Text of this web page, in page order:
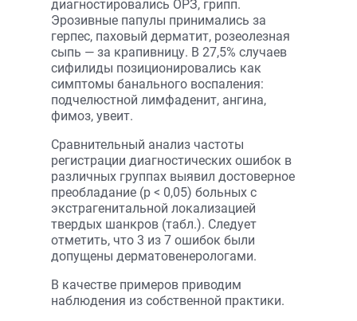
диагностировались ОРЗ, грипп.
Эрозивные папулы принимались за
герпес, паховый дерматит, розеолезная
сыпь — за крапивницу. В 27,5% случаев
сифилиды позиционировались как
симптомы банального воспаления:
подчелюстной лимфаденит, ангина,
фимоз, увеит.
Сравнительный анализ частоты
регистрации диагностических ошибок в
различных группах выявил достоверное
преобладание (р < 0,05) больных с
экстрагенитальной локализацией
твердых шанкров (табл.). Следует
отметить, что 3 из 7 ошибок были
допущены дерматовенерологами.
В качестве примеров приводим
наблюдения из собственной практики.